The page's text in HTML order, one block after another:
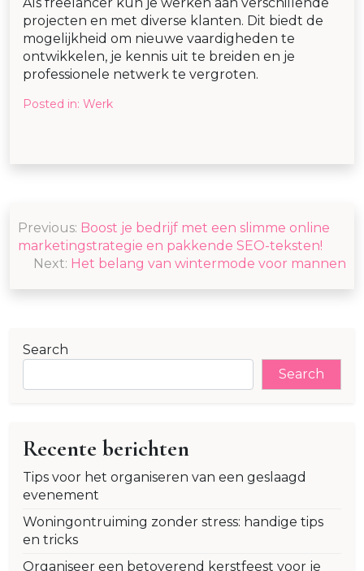
Als freelancer kun je werken aan verschillende
projecten en met diverse klanten. Dit biedt de
mogelijkheid om nieuwe vaardigheden te
ontwikkelen, je kennis uit te breiden en je
professionele netwerk te vergroten.
Posted in: Werk
Post
navigation
Previous: Boost je bedrijf met een slimme online
marketingstrategie en pakkende SEO-teksten!
Next: Het belang van wintermode voor mannen
Search
Search
Recente berichten
Tips voor het organiseren van een geslaagd
evenement
Woningontruiming zonder stress: handige tips
en tricks
Organiseer een betoverend kerstfeest voor je